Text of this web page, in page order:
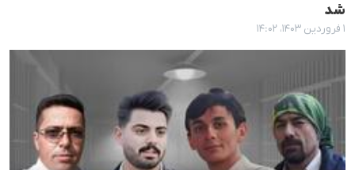
شد
۱ فروردین ۱۴۰۳، ۱۴:۰۲